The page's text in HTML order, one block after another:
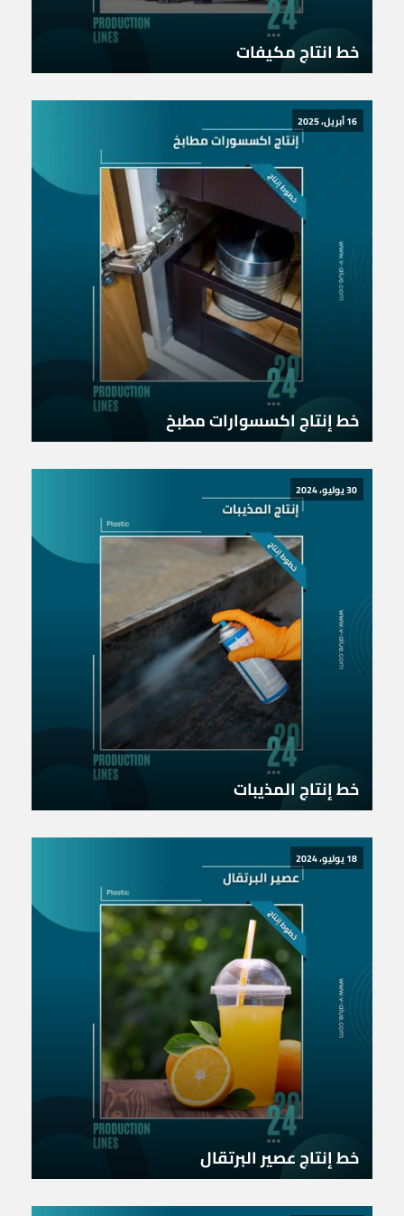
خط انتاج مكيفات
16 أبريل، 2025
خط إنتاج اكسسوارات مطبخ
30 يوليو، 2024
خط إنتاج المذيبات
18 يوليو، 2024
خط إنتاج عصير البرتقال